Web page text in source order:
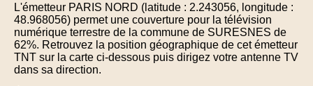
L'émetteur PARIS NORD (latitude : 2.243056, longitude :
48.968056) permet une couverture pour la télévision
numérique terrestre de la commune de SURESNES de
62%. Retrouvez la position géographique de cet émetteur
TNT sur la carte ci-dessous puis dirigez votre antenne TV
dans sa direction.